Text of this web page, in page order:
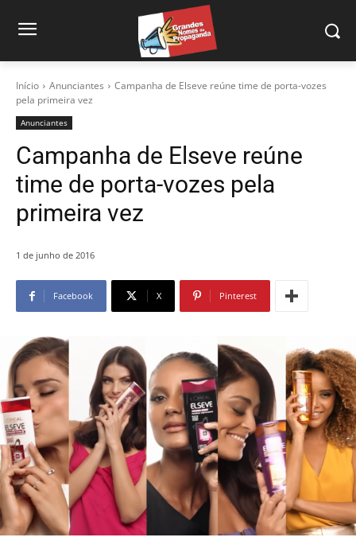
Início Anunciantes
Campanha de Elseve reúne time de porta-vozes
pela primeira vez
Anunciantes
Campanha de Elseve reúne
time de porta-vozes pela
primeira vez
1 de junho de 2016
Facebook X Pinterest